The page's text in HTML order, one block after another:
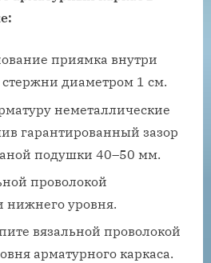
приямка внутри
диаметром 1 см.
неметаллические
гарантированный зазор
подушки 40–50 мм.
проволокой
нижнего уровня.
вязальной проволокой
арматурного каркаса.